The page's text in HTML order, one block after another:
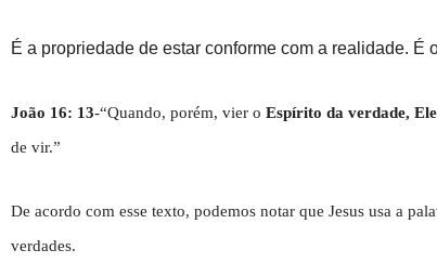
É a propriedade de estar conforme com a realidade. É
João 16: 13-“Quando, porém, vier o Espírito da verdade,
de vir.”
De acordo com esse texto, podemos notar que Jesus usa a
verdades.